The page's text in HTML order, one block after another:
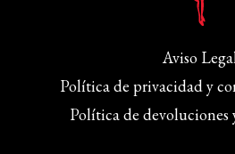
Aviso
Política de privacidad y
Política de devoluciones